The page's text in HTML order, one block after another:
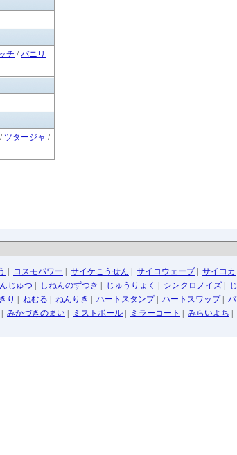
チ /バニリ
/ ツタージャ /
コスモパワー サイケこうせん サイコウェーブ
サイコカ
じゅつ しねんのずつき じゅうりょく シンクロノイズ
じ
り ねむる ねんりき ハートスタンプ| ハートスワップ| バ
みかづきのまい ミストボール ミラーコート みらいよち